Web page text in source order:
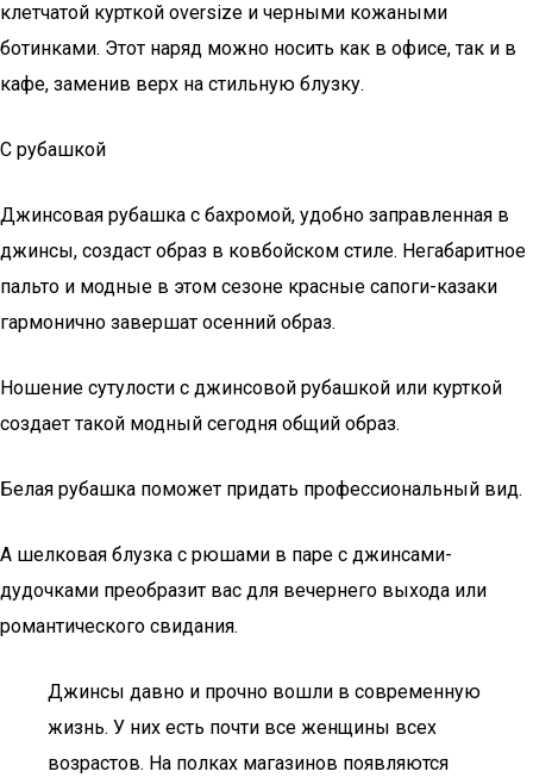
клетчатой курткой oversize и черными кожаными
ботинками. Этот наряд можно носить как в офисе, так и в
кафе, заменив верх на стильную блузку.
С рубашкой
Джинсовая рубашка с бахромой, удобно заправленная в
джинсы, создаст образ в ковбойском стиле. Негабаритное
пальто и модные в этом сезоне красные сапоги-казаки
гармонично завершат осенний образ.
Ношение сутулости с джинсовой рубашкой или курткой
создает такой модный сегодня общий образ.
Белая рубашка поможет придать профессиональный вид.
А шелковая блузка с рюшами в паре с джинсами-
дудочками преобразит вас для вечернего выхода или
романтического свидания.
Джинсы давно и прочно вошли в современную
жизнь. У них есть почти все женщины всех
возрастов. На полках магазинов появляются